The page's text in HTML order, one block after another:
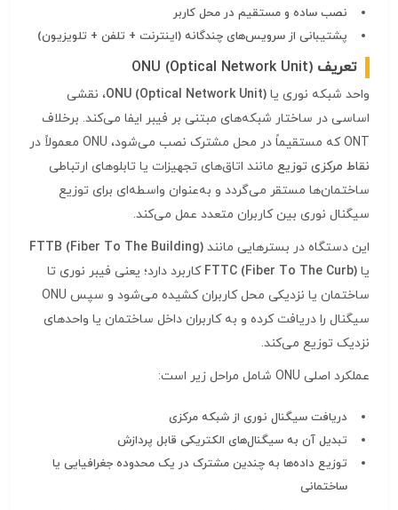
نصب ساده و مستقیم در محل کاربر
پشتیبانی از سرویس‌های چندگانه (اینترنت + تلفن + تلویزیون)
تعریف ONU (Optical Network Unit)
واحد شبکه نوری یا ONU (Optical Network Unit)، نقشی
اساسی در ساختار شبکه‌های مبتنی بر فیبر ایفا می‌کند. برخلاف
ONT که مستقیماً در محل مشترک نصب می‌شود، ONU معمولاً در
نقاط مرکزی توزیع مانند اتاق‌های تجهیزات یا تابلوهای ارتباطی
ساختمان‌ها مستقر می‌گردد و به‌عنوان واسطه‌ای برای توزیع
سیگنال نوری بین کاربران متعدد عمل می‌کند.
این دستگاه در بسترهایی مانند FTTB (Fiber To The Building)
یا FTTC (Fiber To The Curb) کاربرد دارد؛ یعنی فیبر نوری تا
ساختمان یا نزدیکی محل کاربران کشیده می‌شود و سپس ONU
سیگنال را دریافت کرده و به کاربران داخل ساختمان یا واحدهای
نزدیک توزیع می‌کند.
عملکرد اصلی ONU شامل مراحل زیر است:
دریافت سیگنال نوری از شبکه مرکزی
تبدیل آن به سیگنال‌های الکتریکی قابل پردازش
توزیع داده‌ها به چندین مشترک در یک محدوده جغرافیایی یا
ساختمانی